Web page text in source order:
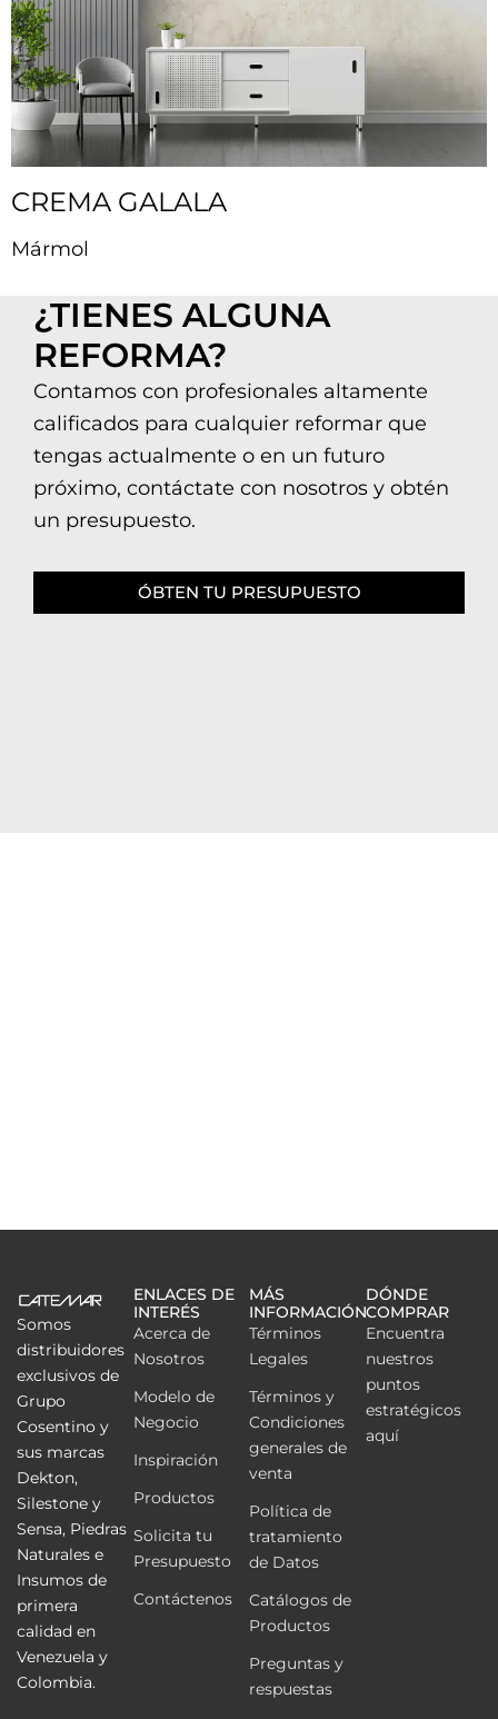
CREMA GALALA
Mármol
¿TIENES ALGUNA
REFORMA?
Contamos con profesionales altamente
calificados para cualquier reformar que
tengas actualmente o en un futuro
próximo, contáctate con nosotros y obtén
un presupuesto.
ÓBTEN TU PRESUPUESTO
Somos
distribuidores
exclusivos de
Grupo
Cosentino y
sus marcas
Dekton,
Silestone y
Sensa, Piedras
Naturales e
Insumos de
primera
calidad en
Venezuela y
Colombia.
ENLACES DE
INTERÉS
Acerca de
Nosotros
Modelo de
Negocio
Inspiración
Productos
Solicita tu
Presupuesto
Contáctenos
MÁS
INFORMACIÓN
Términos
Legales
Términos y
Condiciones
generales de
venta
Política de
tratamiento
de Datos
Catálogos de
Productos
Preguntas y
respuestas
DÓNDE
COMPRAR
Encuentra
nuestros
puntos
estratégicos
aquí